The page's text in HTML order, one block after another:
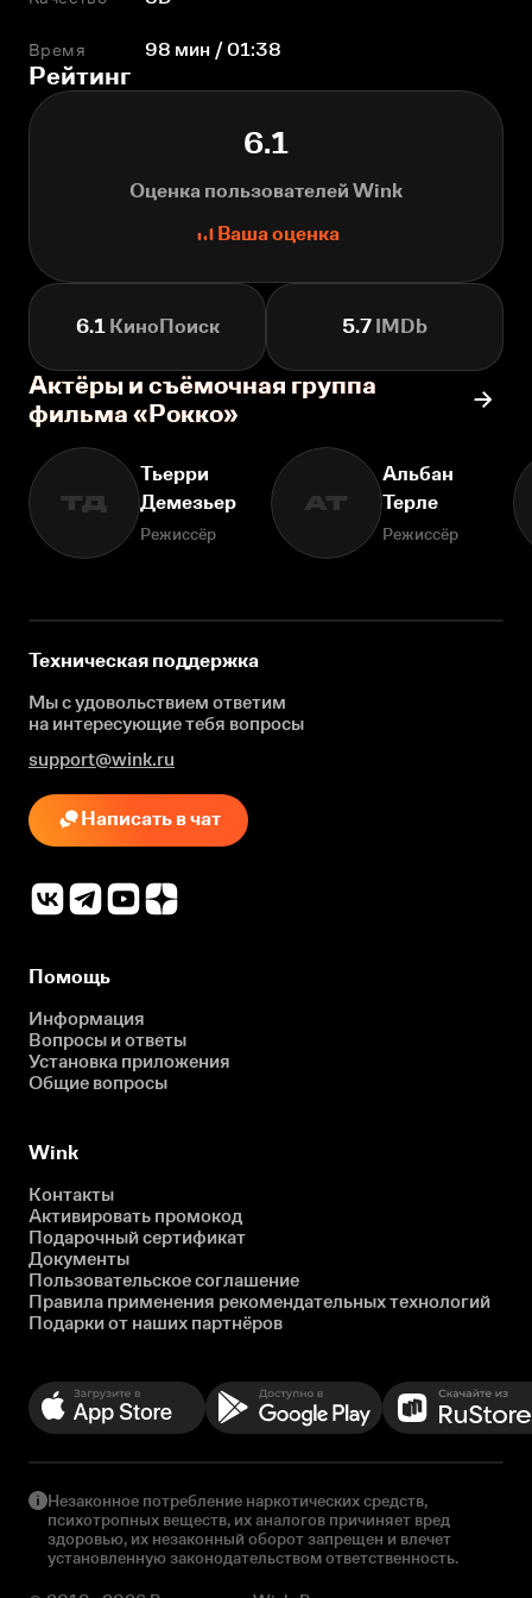
Время 98 мин / 01:38
Рейтинг
6.1
Оценка пользователей Wink
Ваша оценка
6.1КиноПоиск 5.7 IMDb
Актёры и съёмочная группа
фильма «Рокко»
ТД
Тьерри
Демезьер
Режиссёр
АТ
Альбан
Терле
Режиссёр
Техническая поддержка
Мы с удовольствием ответим
на интересующиетебя вопросы
support@wink.ru
Написать в чат
Помощь
Информация
Вопросы и ответы
Установка приложения
Общие вопросы
Wink
Контакты
Активировать промокод
Подарочный сертификат
Документы
Пользовательское соглашение
Правила применения рекомендательных технологий
Подарки от наших партнёров
Незаконное потребление наркотических средств,
психотропных веществ, их аналогов причиняет вред
здоровью, их незаконный оборот запрещен и влечет
установленную законодательством ответственность.